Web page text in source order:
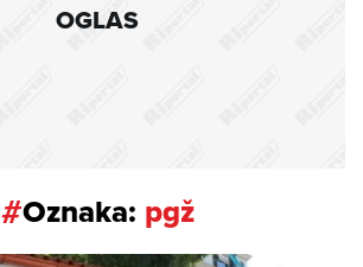
OGLAS
#Oznaka: pgž